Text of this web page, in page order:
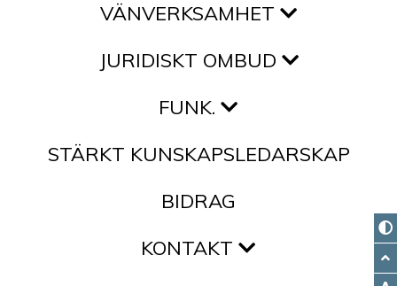
VÄNVERKSAMHET
JURIDISKT OMBUD
FUNK.
STÄRKT KUNSKAPSLEDARSKAP
BIDRAG
KONTAKT